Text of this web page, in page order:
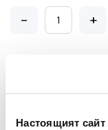
Настоящият
- +